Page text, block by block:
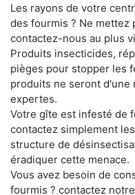
Les rayons de votre
des fourmis ? Ne
contactez-nous au plus
Produits insecticides,
pièges pour stopper les
produits ne seront
expertes.
Votre gîte est infesté de
contactez simplement
structure de
éradiquer cette menace.
Vous avez besoin de
fourmis ? contactez